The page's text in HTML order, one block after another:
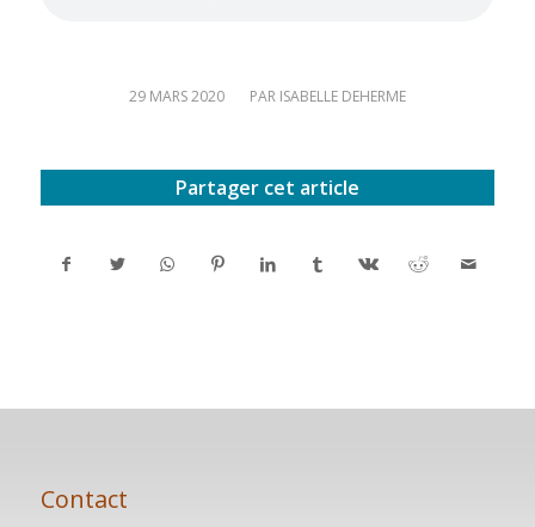
29 MARS 2020
/ PAR ISABELLE DEHERME
Partager cet article
Contact